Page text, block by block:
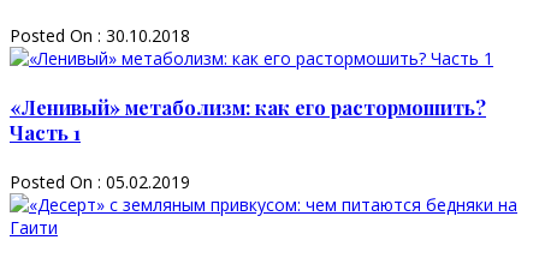
Posted On : 30.10.2018
«Ленивый» метаболизм: как его растормошить?
Часть 1
Posted On : 05.02.2019